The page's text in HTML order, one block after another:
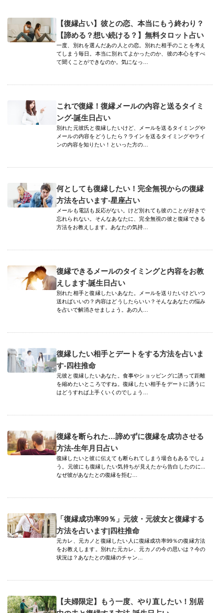
【復縁占い】彼との恋、本当にもう終わり？
【諦める？想い続ける？】無料タロット占い
一度、別れを選んだあの人との恋。別れた相手のことを考え
てしまう毎日。本当に別れてよかったのか、彼の本心をすべ
て聞くことができなのか。気になっ…
これで復縁！復縁メールの内容と送るタイミ
ング-誕生日占い
別れた元彼氏と復縁したいけど、メールを送るタイミングや
メールの内容をどうしたら？ラインを送るタイミングやライ
ンの内容を知りたい！といった方の…
何としても復縁したい！完全無視からの復縁
方法を占います-星座占い
メールも電話も反応がない。けど別れても彼のことが好きで
忘れられない。そんなあなたに、完全無視の彼と復縁できる
方法をお教えします。あなたの気持…
復縁できるメールのタイミングと内容をお教
えします-誕生日占い
別れた相手と復縁したいあなた。メールを送りたいけどいつ
送ればいいの？内容はどうしたらいい？そんなあなたの悩み
を占いで解消させましょう。あの人…
復縁したい相手とデートをする方法を占いま
す-四柱推命
元彼と復縁したいあなた。食事やショッピングに誘って距離
を縮めたいところですね。復縁したい相手をデートに誘うに
はどうすれば上手くいくのでしょう…
復縁を断られた…諦めずに復縁を成功させる
方法-生年月日占い
復縁したいと彼に伝えても断られてしまう場合もあるでしょ
う。元彼にも復縁したい気持ちが見えたから告白したのに...
なぜ彼があなたとの復縁を拒む…
「復縁成功率99％」元彼・元彼女と復縁する
方法を占います|四柱推命
元カレ、元カノと復縁したい人に復縁成功率99％の復縁方法
をお教えします。別れた元カレ、元カノの今の思いは？今の
状況は？あなたとの復縁のチャン…
【夫婦限定】もう一度、やり直したい！別居